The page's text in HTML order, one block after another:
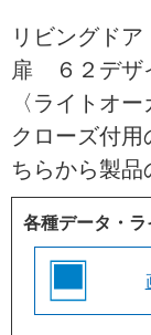
リビングド
扉 ６２デ
〈ライトオ
クローズ付
ちらから製
各種データ・